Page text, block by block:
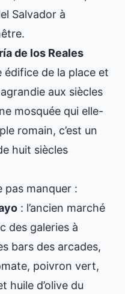
Salvador à
de los Reales
édifice de la place et
aux siècles
mosquée qui elle-
romain, c’est un
huit siècles
pas manquer :
: l’ancien marché
des galeries à
bars des arcades,
poivron vert,
huile d’olive du